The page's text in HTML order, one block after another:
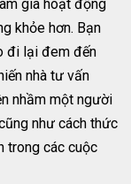
gia hoạt động
khỏe hơn. Bạn
đi lại đem đến
nhà tư vấn
nhầm một người
như cách thức
trong các cuộc